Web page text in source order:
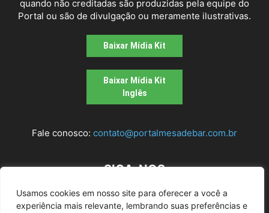
Usamos cookies em nosso site para oferecer a você a
experiência mais relevante, lembrando suas preferências e
quando não creditadas são produzidas pela equipe do
Portal ou são de divulgação ou meramente ilustrativas.
Baixar Mídia Kit
Baixar Mídia Kit
Inglês
Fale conosco: contato@portalmesadebar.com.br
SIGA-NOS